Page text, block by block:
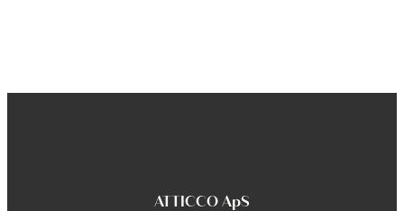
ATTICCO ApS